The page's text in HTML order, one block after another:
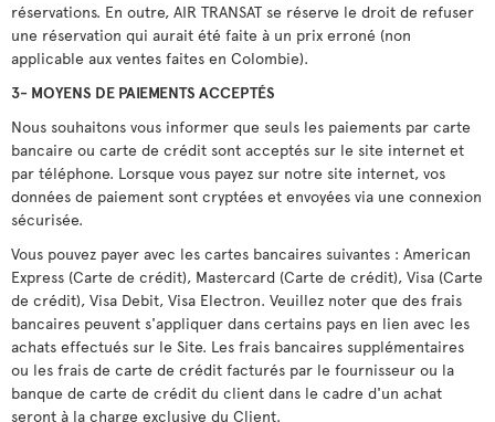
réservations. En outre, AIR TRANSAT se réserve le droit de refuser
une réservation qui aurait été faite à un prix erroné (non
applicable aux ventes faites en Colombie).
3- MOYENS DE PAIEMENTS ACCEPTÉS
Nous souhaitons vous informer que seuls les paiements par carte
bancaire ou carte de crédit sont acceptés sur le site internet et
par téléphone. Lorsque vous payez sur notre site internet, vos
données de paiement sont cryptées et envoyées via une connexion
sécurisée.
Vous pouvez payer avec les cartes bancaires suivantes : American
Express (Carte de crédit), Mastercard (Carte de crédit), Visa (Carte
de crédit), Visa Debit, Visa Electron. Veuillez noter que des frais
bancaires peuvent s'appliquer dans certains pays en lien avec les
achats effectués sur le Site. Les frais bancaires supplémentaires
ou les frais de carte de crédit facturés par le fournisseur ou la
banque de carte de crédit du client dans le cadre d'un achat
seront à la charge exclusive du Client.